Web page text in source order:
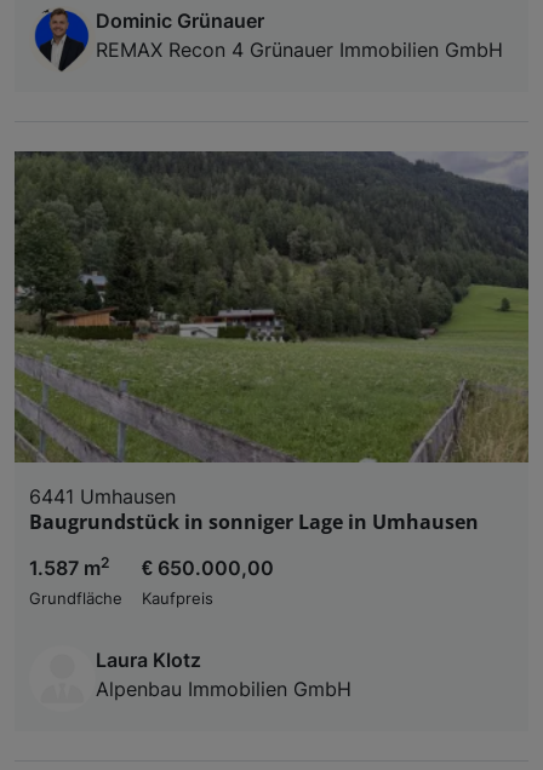
Dominic Grünauer
REMAX Recon 4 Grünauer Immobilien GmbH
6441 Umhausen
Baugrundstück in sonniger Lage in Umhausen
1.587 m2
Grundfläche
€ 650.000,00
Kaufpreis
Laura Klotz
Alpenbau Immobilien GmbH